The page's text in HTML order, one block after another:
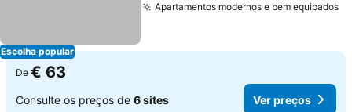
Escolha popular
Apartamentos modernos e bem equipados
De € 63
Consulte os preços de 6 sites Ver preços